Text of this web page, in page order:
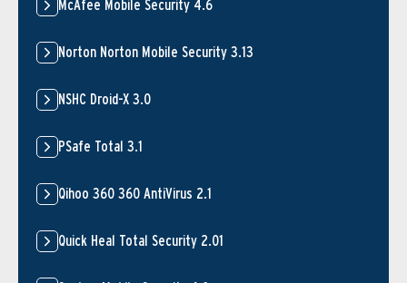
McAfee Mobile Security 4.6
Norton Norton Mobile Security 3.13
NSHC Droid-X 3.0
PSafe Total 3.1
Qihoo 360 360 AntiVirus 2.1
Quick Heal Total Security 2.01